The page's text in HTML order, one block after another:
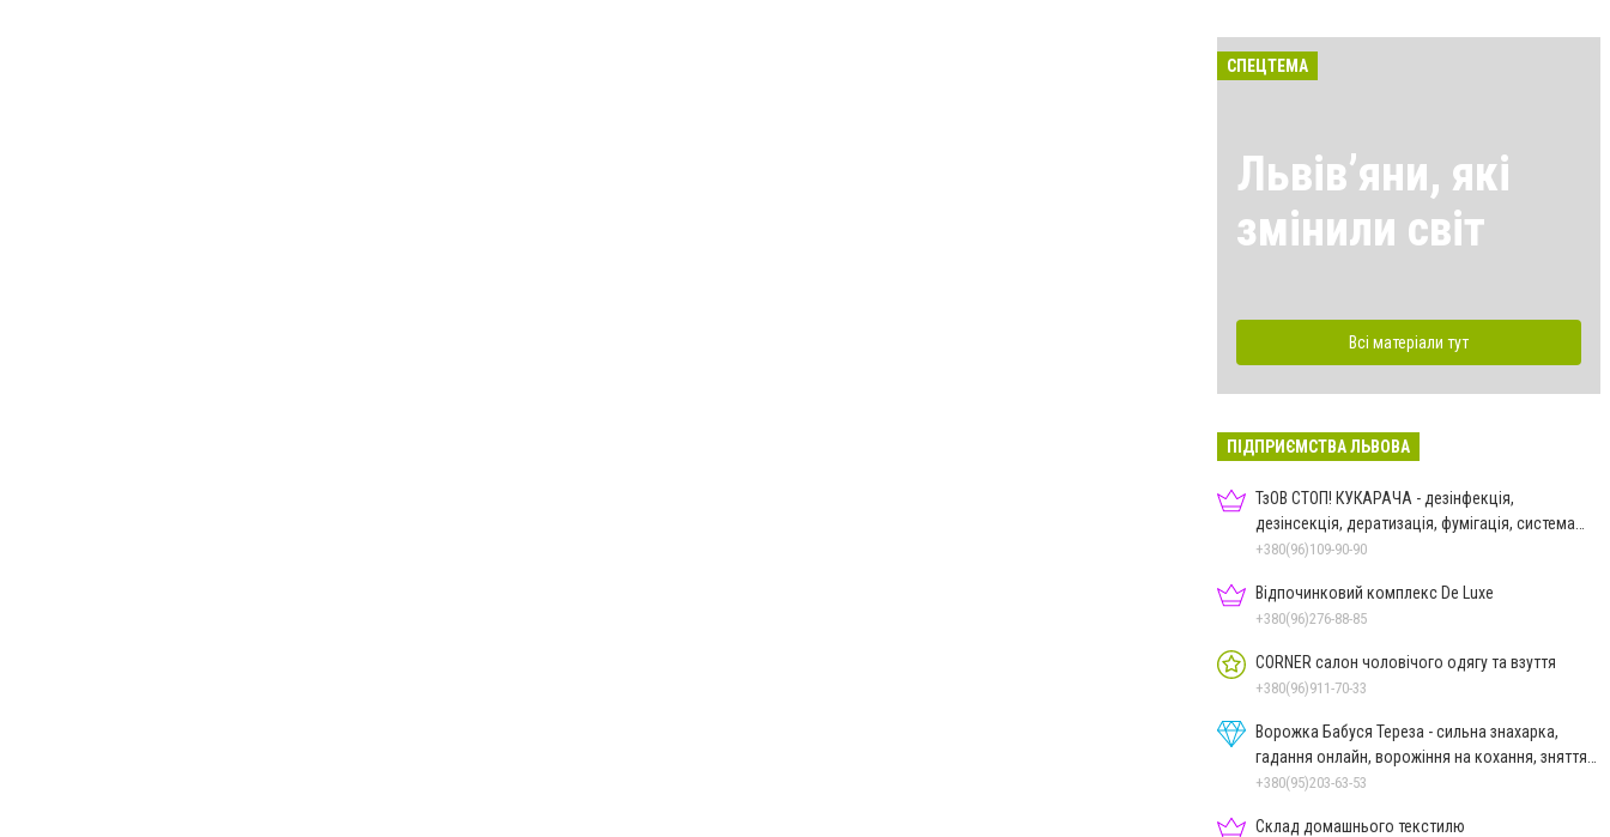
СПЕЦТЕМА
Львівʼяни, які
змінили світ
Всі матеріали тут
ПІДПРИЄМСТВА ЛЬВОВА
ТзОВ СТОП! КУКАРАЧА - дезінфекція,
дезінсекція, дератизація, фумігація, система
HACCP
+380(96)109-90-90
Відпочинковий комплекс De Luxe
+380(96)276-88-85
CORNER салон чоловічого одягу та взуття
+380(96)911-70-33
Ворожка Бабуся Тереза - сильна знахарка,
гадання онлайн, ворожіння на кохання, зняття
порчі
+380(95)203-63-53
Склад домашнього текстилю